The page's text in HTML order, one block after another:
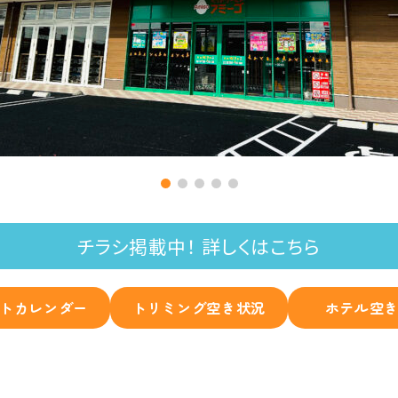
チラシ掲載中！ 詳しくはこちら
カレンダー トリミング空き状況 ホテル空